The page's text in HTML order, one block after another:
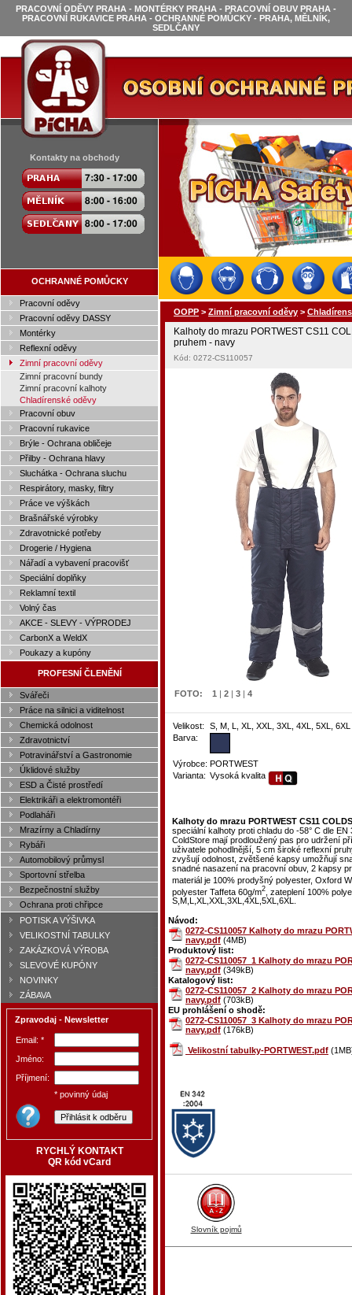
PRACOVNÍ ODĚVY PRAHA - MONTÉRKY PRAHA - PRACOVNÍ OBUV PRAHA -
PRACOVNÍ RUKAVICE PRAHA - OCHRANNÉ POMŮCKY - PRAHA, MĚLNÍK,
SEDLČANY
Kontakty na obchody
OCHRANNÉ POMŮCKY
Pracovní oděvy
Pracovní oděvy DASSY
Montérky
Reflexní oděvy
Zimní pracovní oděvy
Zimní pracovní bundy
Zimní pracovní kalhoty
Chladírenské oděvy
Pracovní obuv
Pracovní rukavice
Brýle - Ochrana obličeje
Přilby - Ochrana hlavy
Sluchátka - Ochrana sluchu
Respirátory, masky, filtry
Práce ve výškách
Brašnářské výrobky
Zdravotnické potřeby
Drogerie / Hygiena
Nářadí a vybavení pracovišť
Speciální doplňky
Reklamní textil
Volný čas
AKCE - SLEVY - VÝPRODEJ
CarbonX a WeldX
Poukazy a kupóny
PROFESNÍ ČLENĚNÍ
Svářeči
Práce na silnici a viditelnost
Chemická odolnost
Zdravotnictví
Potravinářství a Gastronomie
Úklidové služby
ESD a Čisté prostředí
Elektrikáři a elektromontéři
Podlaháři
Mrazírny a Chladírny
Rybáři
Automobilový průmysl
Sportovní střelba
Bezpečnostní služby
Ochrana proti chřipce
POTISK A VÝŠIVKA
VELIKOSTNÍ TABULKY
ZAKÁZKOVÁ VÝROBA
SLEVOVÉ KUPÓNY
NOVINKY
ZÁBAVA
Zpravodaj - Newsletter
Email: *
Jméno:
Příjmení:
* povinný údaj
RYCHLÝ KONTAKT
QR kód vCard
OOPP > Zimní pracovní oděvy >
Kalhoty do mrazu PORTWEST CS11
pruhem - navy
Kód: 0272-CS110057
FOTO: 1 | 2 | 3 | 4
Velikost:
S, M, L, XL, XXL, 3XL, 4XL, 5XL, 6XL
Barva:
Výrobce: PORTWEST
Varianta: Vysoká kvalita
Kalhoty do mrazu PORTWEST CS11
speciální kalhoty proti chladu do -58° C dle
ColdStore mají prodloužený pas pro udržení
uživatele pohodlnější, 5 cm široké reflexní
zvyšují odolnost, zvětšené kapsy umožňují
snadné nasazení na pracovní obuv, 2 kapsy
materiál je 100% prodyšný polyester, Oxford
polyester Taffeta 60g/m2 , zateplení 100%
S,M,L,XL,XXL,3XL,4XL,5XL,6XL.
Návod:
0272-CS110057 Kalhoty do mrazu
navy.pdf (4MB)
Produktový list:
0272-CS110057_1 Kalhoty do mrazu
navy.pdf (349kB)
Katalogový list:
0272-CS110057_2 Kalhoty do mrazu
navy.pdf (703kB)
EU prohlášení o shodě:
0272-CS110057_3 Kalhoty do mrazu
navy.pdf (176kB)
Velikostní tabulky-PORTWEST.pdf
Slovník pojmů